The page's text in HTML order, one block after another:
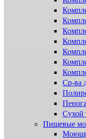
Ср-ва
Сухой
Пищевые